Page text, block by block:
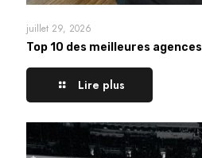
juillet 29, 2026
Top 10 des meilleures agences
Lire plus